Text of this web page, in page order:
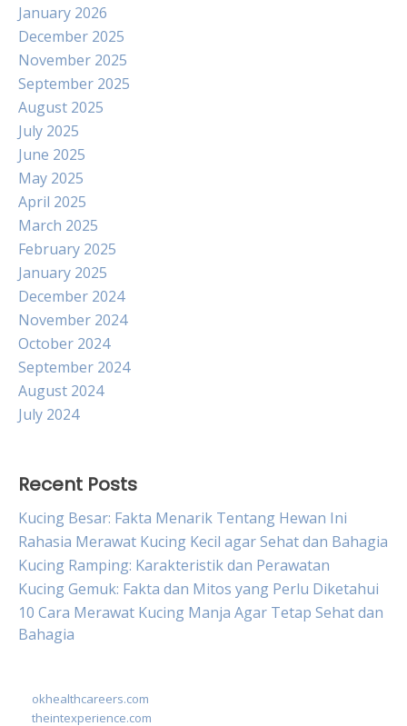
January 2026
December 2025
November 2025
September 2025
August 2025
July 2025
June 2025
May 2025
April 2025
March 2025
February 2025
January 2025
December 2024
November 2024
October 2024
September 2024
August 2024
July 2024
Recent Posts
Kucing Besar: Fakta Menarik Tentang Hewan Ini
Rahasia Merawat Kucing Kecil agar Sehat dan Bahagia
Kucing Ramping: Karakteristik dan Perawatan
Kucing Gemuk: Fakta dan Mitos yang Perlu Diketahui
10 Cara Merawat Kucing Manja Agar Tetap Sehat dan
Bahagia
okhealthcareers.com
theintexperience.com